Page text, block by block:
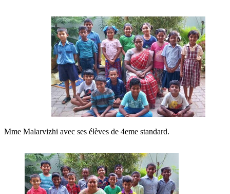
Mme Malarvizhi avec ses élèves de 4eme standard.